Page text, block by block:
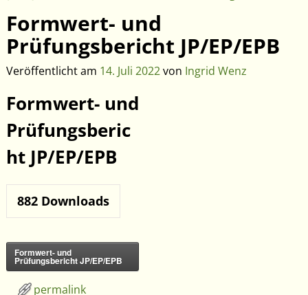
Formwert- und
Prüfungsbericht JP/EP/EPB
Veröffentlicht am 14. Juli 2022 Ingrid Wenz
Formwert- und
Prüfungsberic
ht JP/EP/EPB
882Downloads
Formwert- und
Prüfungsbericht JP/EP/EPB
permalink